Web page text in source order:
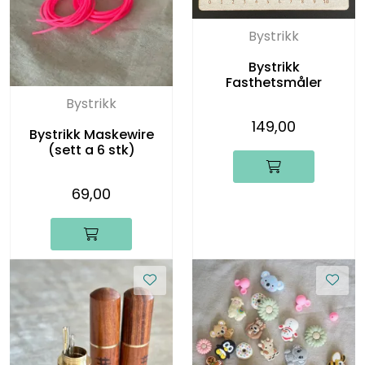
Bystrikk
Bystrikk Maskewire
(sett a 6 stk)
69,00
Bystrikk
Bystrikk
Fasthetsmåler
149,00